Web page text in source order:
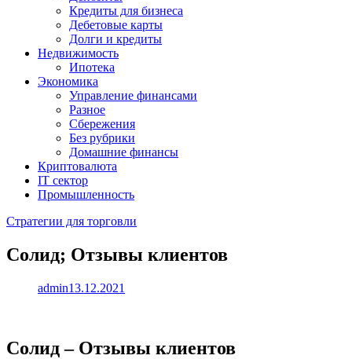
Кредиты для бизнеса
Дебетовые карты
Долги и кредиты
Недвижимость
Ипотека
Экономика
Управление финансами
Разное
Сбережения
Без рубрики
Домашние финансы
Криптовалюта
IT сектор
Промышленность
Стратегии для торговли
Солид; Отзывы клиентов
admin13.12.2021
Солид – Отзывы клиентов